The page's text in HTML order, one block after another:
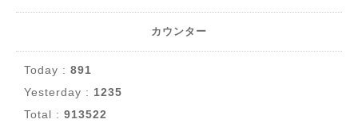
カウンター
Today : 891
Yesterday : 1235
Total : 913522